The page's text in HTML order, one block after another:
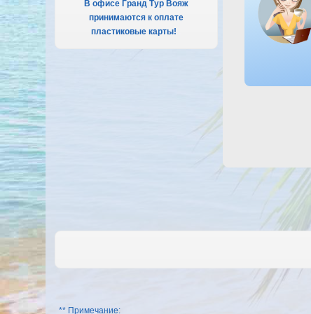
В офисе Гранд Тур Вояж
принимаются к оплате
пластиковые карты!
** Примечание: